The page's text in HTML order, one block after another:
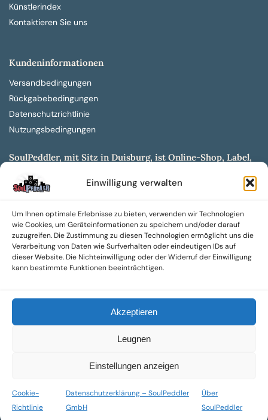
Einwilligung verwalten
Um Ihnen optimale Erlebnisse zu bieten, verwenden wir Technologien
wie Cookies, um Geräteinformationen zu speichern und/oder darauf
zuzugreifen. Die Zustimmung zu diesen Technologien ermöglicht uns die
Verarbeitung von Daten wie Surfverhalten oder eindeutigen IDs auf
dieser Website. Die Nichteinwilligung oder der Widerruf der Einwilligung
kann bestimmte Funktionen beeinträchtigen.
Akzeptieren
Leugnen
Einstellungen anzeigen
Cookie-
Richtlinie
Datenschutzerklärung – SoulPeddler
GmbH
Über
SoulPeddler
Künstlerindex
Kontaktieren Sie uns
Kundeninformationen
Versandbedingungen
Rückgabebedingungen
Datenschutzrichtlinie
Nutzungsbedingungen
SoulPeddler, mit Sitz in Duisburg, ist Online-Shop, Label,
entwickelt aus dem SoulPeddler Vinyl-Presswerk und
unserer Online-Gig-Plattform.
Wir bieten eine breite Auswahl an sowohl hochgradig
sammelwürdigen als auch Mainstream-Titeln und -Formaten auf
Vinyl, CD und weiteren Medien.
Sowohl neue als auch gebrauchte, nach Zustand bewertete
Wir setzen uns leidenschaftlich für unabhängige Künstler und
Labels ein und bieten hochwertige, maßgeschneiderte Lösungen
aus über 30 Jahren Erfahrung in der Musikindustrie.
SoulPeddler Mailorder, Records & Vinyl Production – DUBOX –
Nettirock – Nice Guy Records – MOVA Museum of Vinyl Arts
© 2025 SoulPeddler GmbH®